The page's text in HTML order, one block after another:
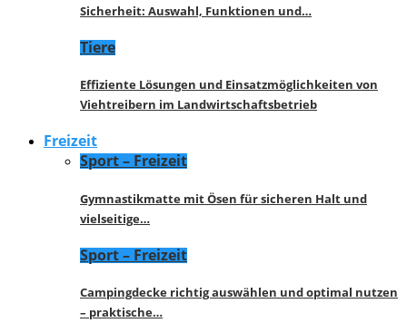
Sicherheit: Auswahl, Funktionen und…
Tiere
Effiziente Lösungen und Einsatzmöglichkeiten von
Viehtreibern im Landwirtschaftsbetrieb
Freizeit
Sport – Freizeit
Gymnastikmatte mit Ösen für sicheren Halt und
vielseitige…
Sport – Freizeit
Campingdecke richtig auswählen und optimal nutzen
– praktische…